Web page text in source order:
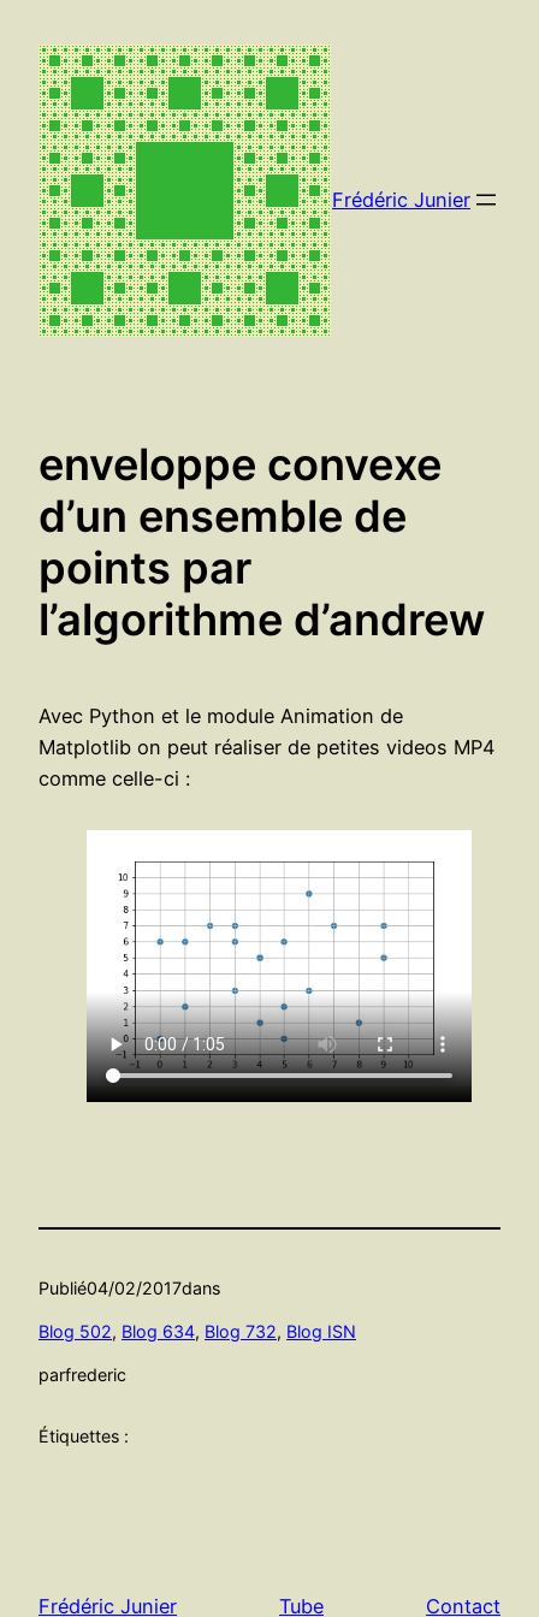
contenu
Frédéric Junier
enveloppe convexe
d’un ensemble de
points par
l’algorithme d’andrew
Avec Python et le module Animation de
Matplotlib on peut réaliser de petites videos MP4
comme celle-ci :
Publié04/02/2017dans
Blog 502, Blog 634, Blog 732, Blog ISN
parfrederic
Étiquettes :
Frédéric Junier Tube Contact